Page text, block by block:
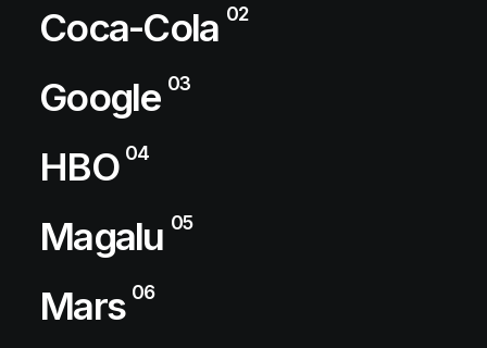
Coca-Cola 02
Google 03
HBO 04
Magalu 05
Mars 06